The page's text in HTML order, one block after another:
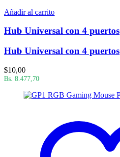
Añadir al carrito
Hub Universal con 4 puertos
Hub Universal con 4 puertos
$10,00
Bs. 8.477,70